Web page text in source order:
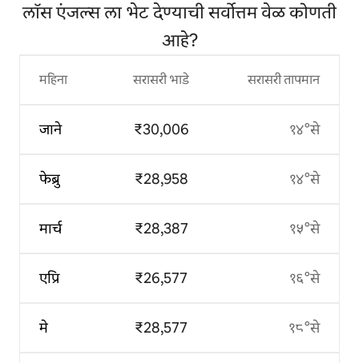
लॉस एंजल्स ला भेट देण्याची सर्वोत्तम वेळ कोणती
आहे?
महिना
जाने
फेब्रु
मार्च
एप्रि
मे
सरासरी भाडे
₹30,006
₹28,958
₹28,387
₹26,577
₹28,577
सरासरी तापमान
१४°से
१४°से
१५°से
१६°से
१८°से